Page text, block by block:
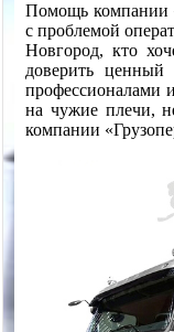
Помощь компании
с проблемой
Новгород, кто
доверить ценный
профессионалами
на чужие плечи,
компании